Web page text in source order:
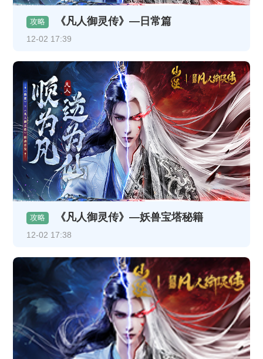
攻略 《凡人御灵传》—日常篇
12-02 17:39
攻略 《凡人御灵传》—妖兽宝塔秘籍
12-02 17:38